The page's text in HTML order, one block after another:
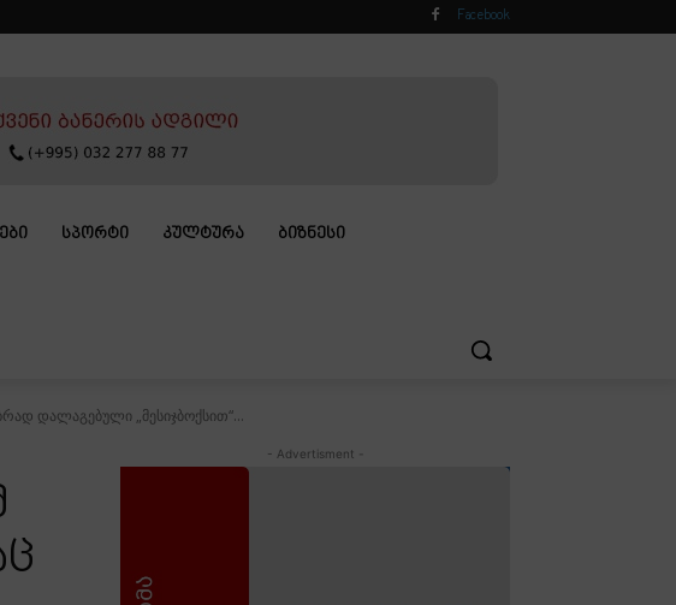
Facebook
ᲡᲞᲝᲠᲢᲘ ᲙᲣᲚᲢᲣᲠᲐ ᲑᲘᲖᲜᲔᲡᲘ
დალაგებული „მესიჯბოქსით“...
- Advertisment -